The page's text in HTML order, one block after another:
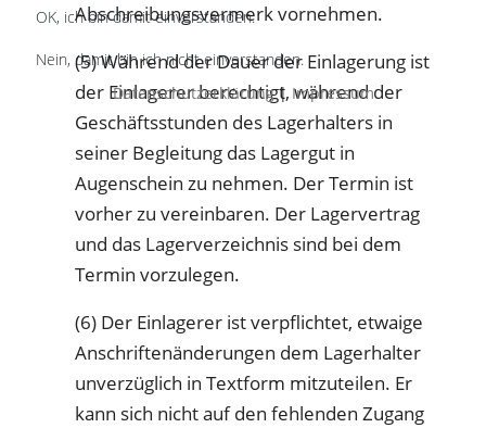
Abschreibungsvermerk vornehmen.
(5) Während der Dauer der Einlagerung ist
der Einlagerer berechtigt, während der
Geschäftsstunden des Lagerhalters in
seiner Begleitung das Lagergut in
Augenschein zu nehmen. Der Termin ist
vorher zu vereinbaren. Der Lagervertrag
und das Lagerverzeichnis sind bei dem
Termin vorzulegen.
(6) Der Einlagerer ist verpflichtet, etwaige
Anschriftenänderungen dem Lagerhalter
unverzüglich in Textform mitzuteilen. Er
kann sich nicht auf den fehlenden Zugang
OK, ich bin damit einverstanden.
Nein, damit bin ich nicht einverstanden.
Datenschutzerklärung| Impressum